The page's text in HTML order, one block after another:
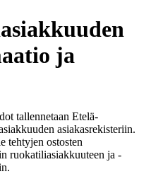
ja
tallennetaan Etelä-
asiakasrekisteriin.
tehtyjen ostosten
ruokatiliasiakkuuteen ja -